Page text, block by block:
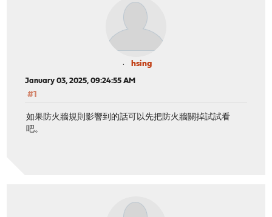
hsing
January 03, 2025, 09:24:55 AM
#1
如果防火牆規則影響到的話可以先把防火牆關掉試試看
吧。